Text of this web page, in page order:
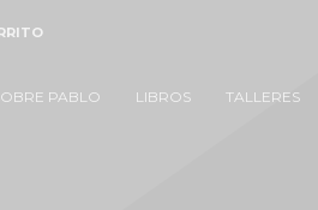
PABLO LIBROS TALLERES